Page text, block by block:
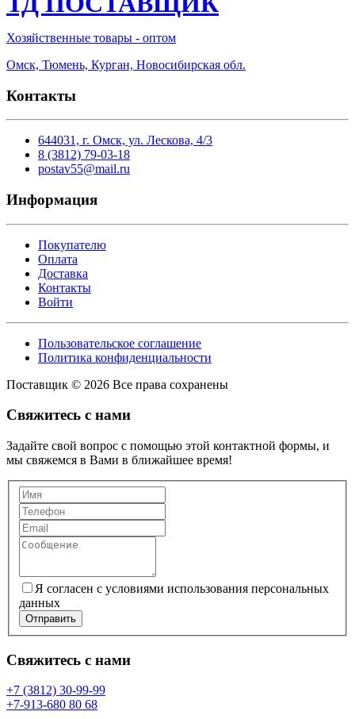
Хозяйственные товары - оптом
Омск, Тюмень, Курган, Новосибирская обл.
Контакты
644031, г. Омск, ул. Лескова, 4/3
8 (3812) 79-03-18
postav55@mail.ru
Информация
Покупателю
Оплата
Доставка
Контакты
Войти
Пользовательское соглашение
Политика конфиденциальности
Поставщик © 2026 Все права сохранены
Свяжитесь с нами
Задайте свой вопрос с помощью этой контактной формы, и
мы свяжемся в Вами в ближайшее время!
Я согласен с условиями использования персональных
данных
Отправить
Свяжитесь с нами
+7 (3812) 30-99-99
+7-913-680 80 68